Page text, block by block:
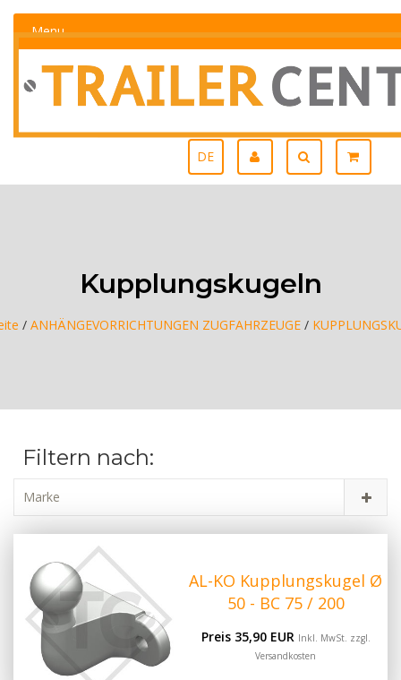
Menu
DE
Kupplungskugeln
/ ANHÄNGEVORRICHTUNGEN ZUGFAHRZEUGE /
Filtern nach:
Marke
AL-KO Kupplungskugel Ø
50 - BC 75 / 200
Preis 35,90 EUR Inkl. MwSt. zzgl.
Versandkosten